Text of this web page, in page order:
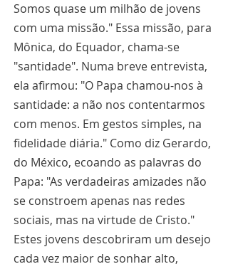
Somos quase um milhão de jovens
com uma missão." Essa missão, para
Mônica, do Equador, chama-se
"santidade". Numa breve entrevista,
ela afirmou: "O Papa chamou-nos à
santidade: a não nos contentarmos
com menos. Em gestos simples, na
fidelidade diária." Como diz Gerardo,
do México, ecoando as palavras do
Papa: "As verdadeiras amizades não
se constroem apenas nas redes
sociais, mas na virtude de Cristo."
Estes jovens descobriram um desejo
cada vez maior de sonhar alto,